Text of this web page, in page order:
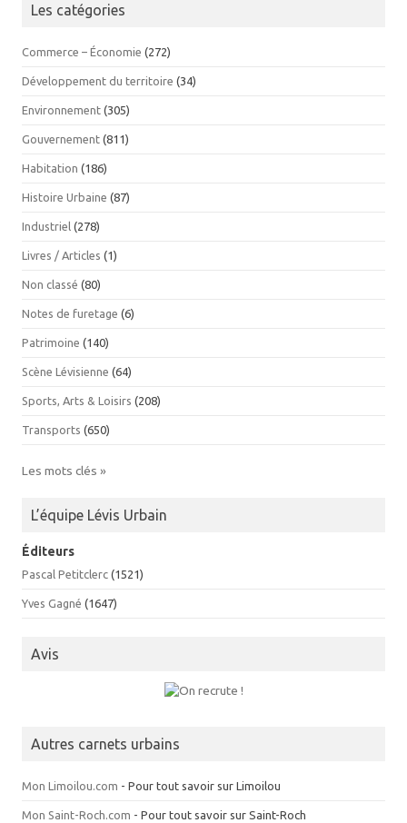
Les catégories
Commerce – Économie (272)
Développement du territoire (34)
Environnement (305)
Gouvernement (811)
Habitation (186)
Histoire Urbaine (87)
Industriel (278)
Livres / Articles (1)
Non classé (80)
Notes de furetage (6)
Patrimoine (140)
Scène Lévisienne (64)
Sports, Arts & Loisirs (208)
Transports (650)
Les mots clés »
L’équipe Lévis Urbain
Éditeurs
Pascal Petitclerc (1521)
Yves Gagné (1647)
Avis
Autres carnets urbains
Mon Limoilou.com - Pour tout savoir sur Limoilou
Mon Saint-Roch.com - Pour tout savoir sur Saint-Roch